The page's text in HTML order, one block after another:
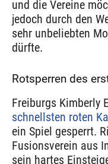
und die Vereine
jedoch durch den
sehr unbeliebten
dürfte.
Rotsperren des
Freiburgs Kimberly
schnellsten roten
ein Spiel gesperrt.
Fusionsverein aus
sein hartes